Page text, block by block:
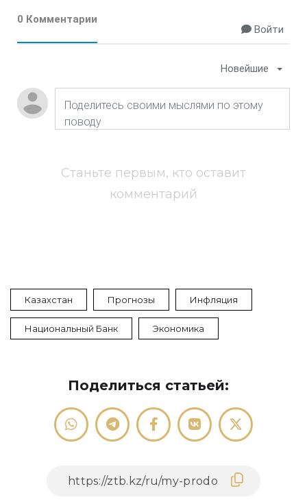
0 Комментарии
Войти
Новейшие
Станьте первым, кто оставит
комментарий
Казахстан Прогнозы Инфляция
Национальный Банк Экономика
Поделиться статьей: